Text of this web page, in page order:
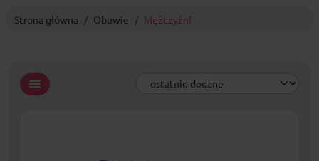
Strona główna Obuwie Mężczyźni